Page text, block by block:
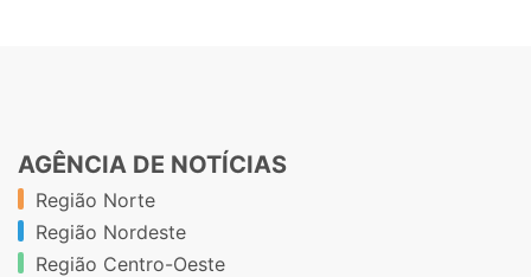
AGÊNCIA DE NOTÍCIAS
Região Norte
Região Nordeste
Região Centro-Oeste